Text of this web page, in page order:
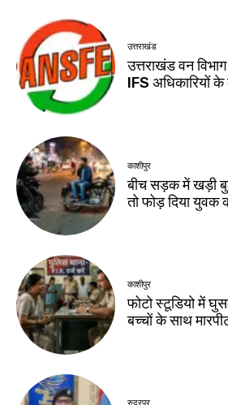
उत्तराखंड
उत्तराखंड वन
IFS अधिकारियों
काशीपुर
बीच सड़क में खड़ी
तो फोड़ दिया युवक
काशीपुर
फोटो स्टूडियो में
बच्चों के साथ